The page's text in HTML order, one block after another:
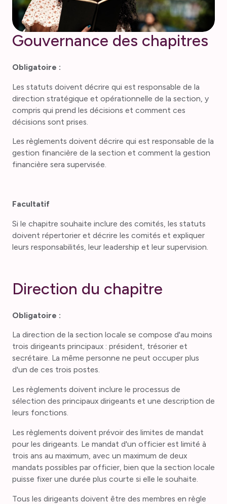
Gouvernance des chapitres
Obligatoire :
Les statuts doivent décrire qui est responsable de la
direction stratégique et opérationnelle de la section, y
compris qui prend les décisions et comment ces
décisions sont prises.
Les règlements doivent décrire qui est responsable de la
gestion financière de la section et comment la gestion
financière sera supervisée.
Facultatif
Si le chapitre souhaite inclure des comités, les statuts
doivent répertorier et décrire les comités et expliquer
leurs responsabilités, leur leadership et leur supervision.
Direction du chapitre
Obligatoire :
La direction de la section locale se compose d'au moins
trois dirigeants principaux : président, trésorier et
secrétaire. La même personne ne peut occuper plus
d'un de ces trois postes.
Les règlements doivent inclure le processus de
sélection des principaux dirigeants et une description de
leurs fonctions.
Les règlements doivent prévoir des limites de mandat
pour les dirigeants. Le mandat d'un officier est limité à
trois ans au maximum, avec un maximum de deux
mandats possibles par officier, bien que la section locale
puisse fixer une durée plus courte si elle le souhaite.
Tous les dirigeants doivent être des membres en règle